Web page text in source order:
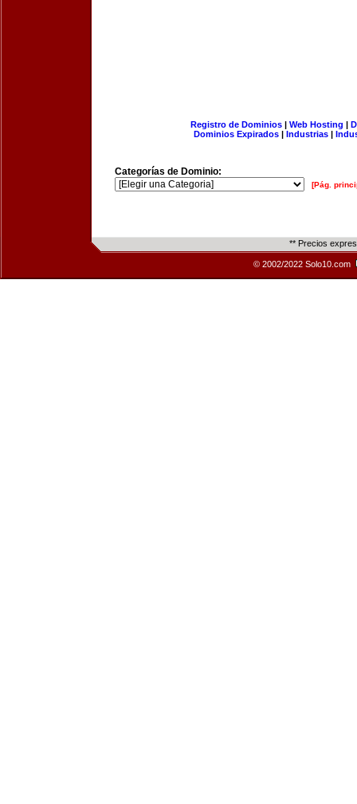
Registro de Dominios| Web Hosting |
Dominios Expirados | Industrias |
Categorías de Dominio:
[Pág.
** Precios
© 2002/2022 Solo10.com